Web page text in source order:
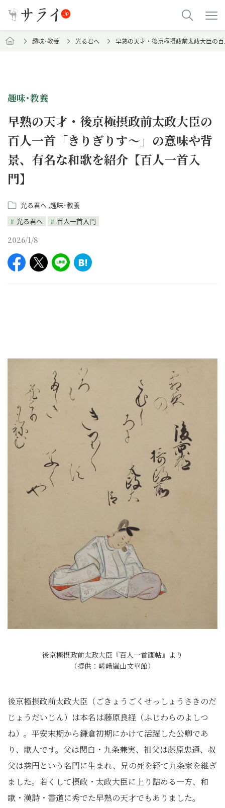
趣味･教養 光る君へ 早熟の天才・後京極摂政前太政大臣の
趣味･教養
早熟の天才・後京極摂政前太政大臣の
百人一首「きりぎりす～」の意味や背
景、有名な和歌を紹介【百人一首入
門】
光る君へ 趣味･教養
光る君へ
百人一首入門
2026/1/8
後京極摂政前太政大臣『百人一首画帖』より
（提供：嵯峨嵐山文華館）
後京極摂政前太政大臣（ごきょうごくせっしょうさきのだ
じょうだいじん）は本名は藤原良経（ふじわらのよしつ
ね）。平安末期から鎌倉初期にかけて活躍した公卿であ
り、歌人です。父は関白・九条兼実、祖父は藤原忠通、叔
父は慈円という名門に生まれ、兄の死を経て九条家を継ぎ
ました。若くして摂政・太政大臣に上り詰める一方、和
歌・漢詩・書道に秀でた早熟の天才でもありました。